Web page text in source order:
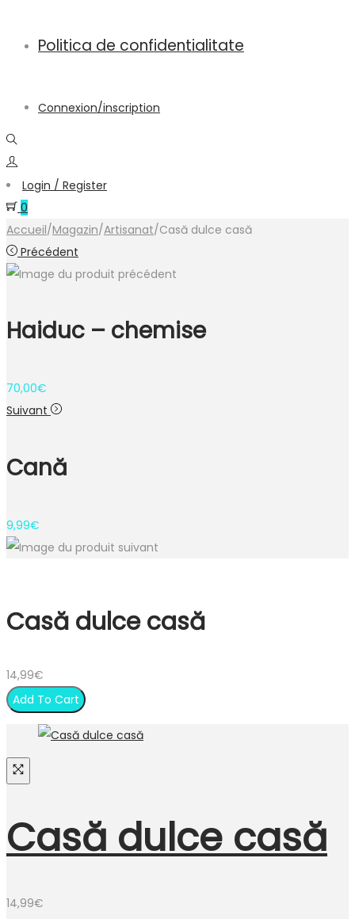
Politica de confidentialitate
Connexion/inscription
Login / Register
0
Accueil/Magazin/Artisanat/Casă dulce casă
Précédent
Haiduc – chemise
70,00€
Suivant
Cană
9,99€
Casă dulce casă
14,99€
Add To Cart
Casă dulce casă
14,99€